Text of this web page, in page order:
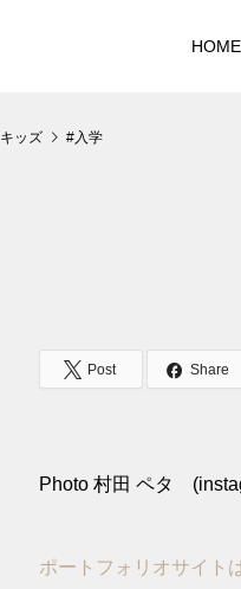
HOME
キッズ #入学
Post Share
Photo 村田 ペタ
ポートフォリオサイト